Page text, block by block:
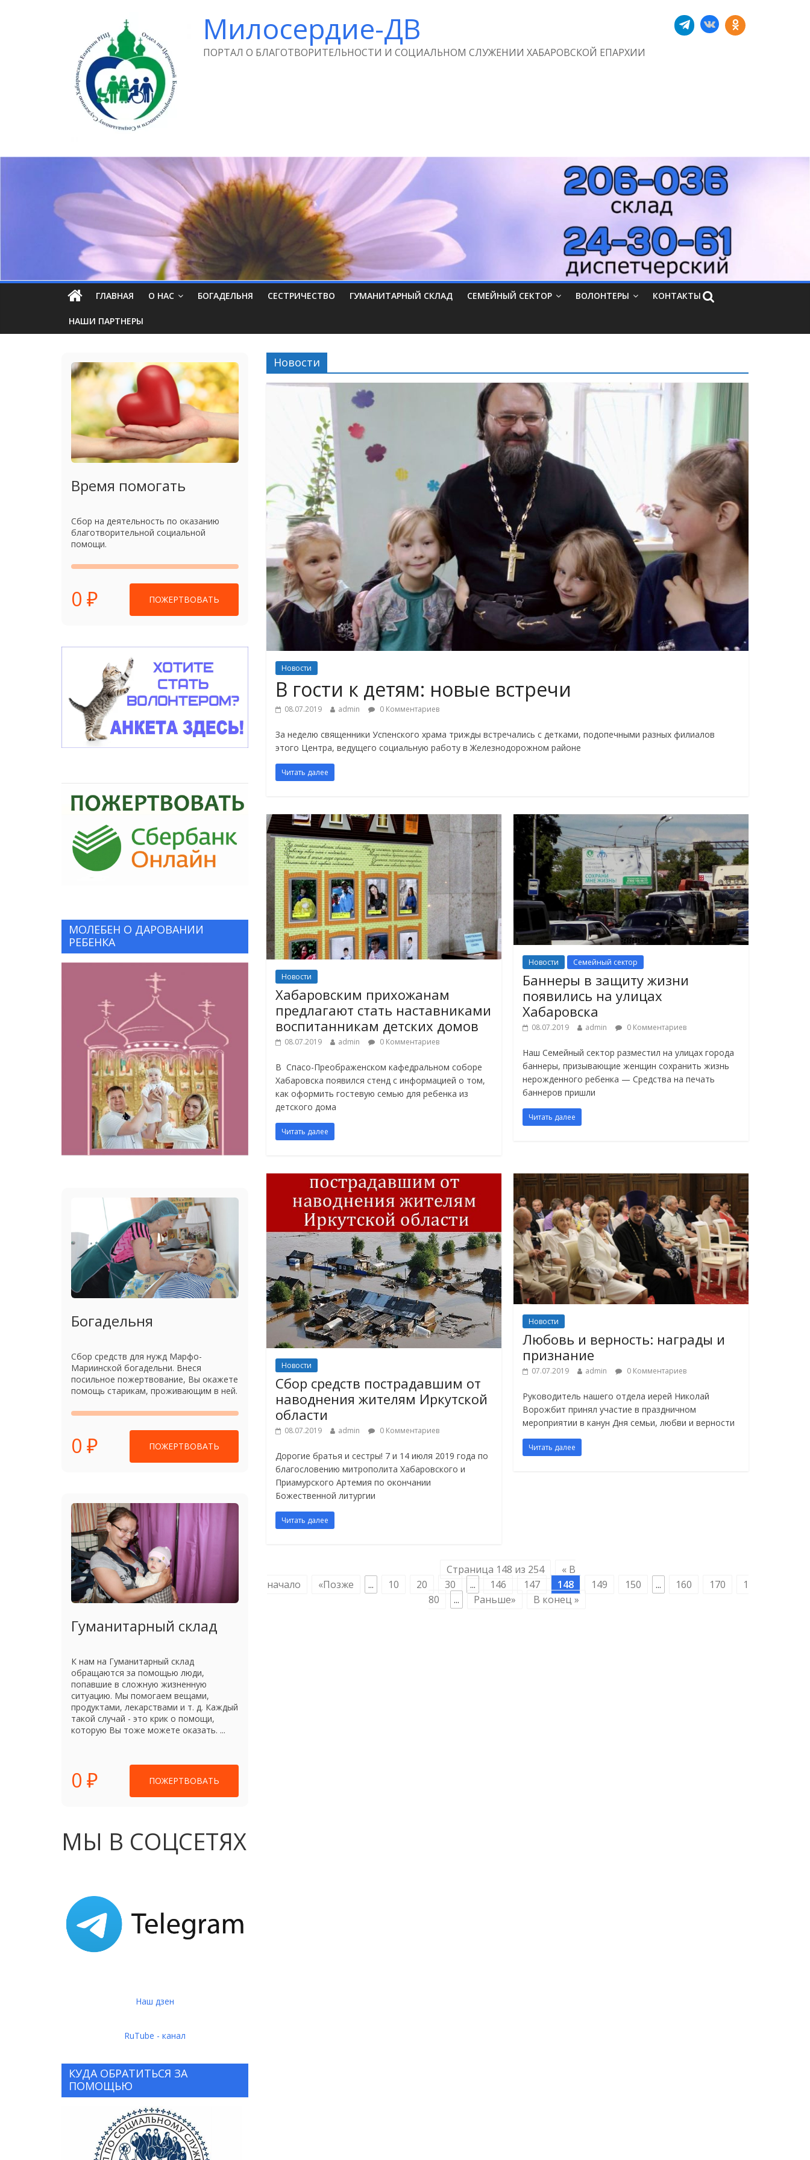
Милосердие-ДВ
ПОРТАЛ О БЛАГОТВОРИТЕЛЬНОСТИ И СОЦИАЛЬНОМ СЛУЖЕНИИ ХАБАРОВСКОЙ ЕПАРХИИ
ГЛАВНАЯ О НАС БОГАДЕЛЬНЯ СЕСТРИЧЕСТВО ГУМАНИТАРНЫЙ СКЛАД СЕМЕЙНЫЙ СЕКТОР ВОЛОНТЕРЫ КОНТАКТЫ
НАШИ ПАРТНЕРЫ
Новости
Новости
В гости к детям: новые встречи
08.07.2019 admin 0 Комментариев
За неделю священники Успенского храма трижды встречались с детками, подопечными разных филиалов
этого Центра, ведущего социальную работу в Железнодорожном районе
Читать далее
Новости
Хабаровским прихожанам
предлагают стать наставниками
воспитанникам детских домов
08.07.2019 admin 0 Комментариев
В Спасо-Преображенском кафедральном соборе
Хабаровска появился стенд с информацией о том,
как оформить гостевую семью для ребенка из
детского дома
Читать далее
Новости Семейный сектор
Баннеры в защиту жизни
появились на улицах
Хабаровска
08.07.2019 admin 0 Комментариев
Наш Семейный сектор разместил на улицах города
баннеры, призывающие женщин сохранить жизнь
нерожденного ребенка — Средства на печать
баннеров пришли
Читать далее
Новости
Сбор средств пострадавшим от
наводнения жителям Иркутской
области
08.07.2019 admin 0 Комментариев
Дорогие братья и сестры! 7 и 14 июля 2019 года по
благословению митрополита Хабаровского и
Приамурского Артемия по окончании
Божественной литургии
Читать далее
Новости
Любовь и верность: награды и
признание
07.07.2019 admin 0 Комментариев
Руководитель нашего отдела иерей Николай
Ворожбит принял участие в праздничном
мероприятии в канун Дня семьи, любви и верности
Читать далее
Страница 148 из 254
« В
начало
«Позже ... 10 20 30 ... 146 147 148 149 150 ... 160 170
1
80
... Раньше» В конец »
Время помогать
Сбор на деятельность по оказанию
благотворительной социальной
помощи.
0 ₽ ПОЖЕРТВОВАТЬ
МОЛЕБЕН О ДАРОВАНИИ
РЕБЕНКА
Богадельня
Сбор средств для нужд Марфо-
Мариинской богадельни. Внеся
посильное пожертвование, Вы окажете
помощь старикам, проживающим в ней.
0 ₽ ПОЖЕРТВОВАТЬ
Гуманитарный склад
К нам на Гуманитарный склад
обращаются за помощью люди,
попавшие в сложную жизненную
ситуацию. Мы помогаем вещами,
продуктами, лекарствами и т. д. Каждый
такой случай - это крик о помощи,
которую Вы тоже можете оказать. ...
0 ₽ ПОЖЕРТВОВАТЬ
МЫ В СОЦСЕТЯХ
Наш дзен
RuTube - канал
КУДА ОБРАТИТЬСЯ ЗА
ПОМОЩЬЮ